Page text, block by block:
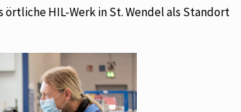
HIL-Werk in St. Wendel als Standort